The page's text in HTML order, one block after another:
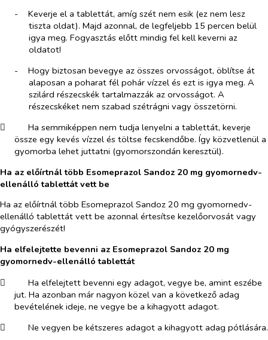
-​
Keverje el a tablettát, amíg szét nem esik (ez nem lesz
tiszta oldat). Majd azonnal, de legfeljebb 15 percen belül
igya meg. Fogyasztás előtt mindig fel kell keverni az
oldatot!
-​
Hogy biztosan bevegye az összes orvosságot, öblítse át
alaposan a poharat fél pohár vízzel és ezt is igya meg. A
szilárd részecskék tartalmazzák az orvosságot. A
részecskéket nem szabad szétrágni vagy összetörni.
​
Ha semmiképpen nem tudja lenyelni a tablettát, keverje
össze egy kevés vízzel és töltse fecskendőbe. Így közvetlenül a
gyomorba lehet juttatni (gyomorszondán keresztül).
Ha az előírtnál több Esomeprazol Sandoz 20 mg gyomornedv-
ellenálló tablettát vett be
Ha az előírtnál több Esomeprazol Sandoz 20 mg gyomornedv-
ellenálló tablettát vett be azonnal értesítse kezelőorvosát vagy
gyógyszerészét!
Ha elfelejtette bevenni az Esomeprazol Sandoz 20 mg
gyomornedv-ellenálló tablettát
​
Ha elfelejtett bevenni egy adagot, vegye be, amint eszébe
jut. Ha azonban már nagyon közel van a következő adag
bevételének ideje, ne vegye be a kihagyott adagot.
​
Ne vegyen be kétszeres adagot a kihagyott adag pótlására.